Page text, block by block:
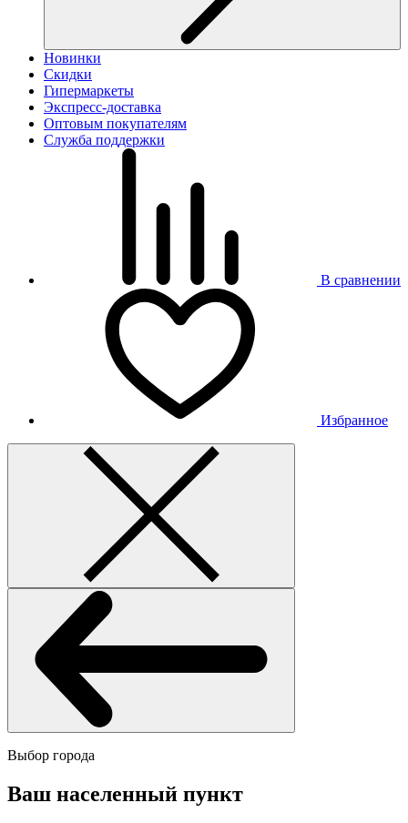
Новинки
Скидки
Гипермаркеты
Экспресс-доставка
Оптовым покупателям
Служба поддержки
В сравнении
Избранное
Выбор города
Ваш населенный пункт